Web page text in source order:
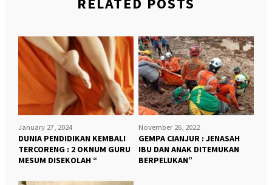
January 27, 2024
DUNIA PENDIDIKAN KEMBALI
TERCORENG : 2 OKNUM GURU
MESUM DISEKOLAH “
November 26, 2022
GEMPA CIANJUR : JENASAH
IBU DAN ANAK DITEMUKAN
BERPELUKAN”